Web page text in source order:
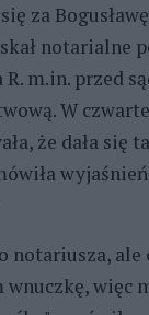
za
notarialne
m.in. przed
W
że dała się
notariusza,
wnuczkę, więc